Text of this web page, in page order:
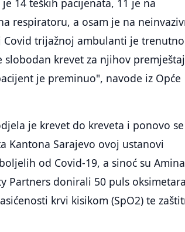
14 teških pacijenata, 11 je na
respiratoru, a osam je na
trijažnoj ambulanti je trenutno
slobodan krevet za njihov
je preminuo", navode iz Opće
je krevet do kreveta i ponovo se
Kantona Sarajevo ovoj ustanovi
od Covid-19, a sinoć su
Partners donirali 50 puls
krvi kisikom (SpO2) te